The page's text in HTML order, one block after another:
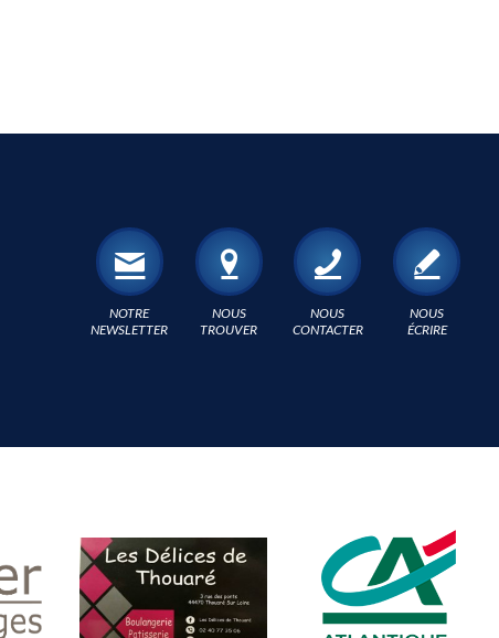
NOTRE
NEWSLETTER
NOUS
TROUVER
NOUS
CONTACTER
NOUS
ÉCRIRE